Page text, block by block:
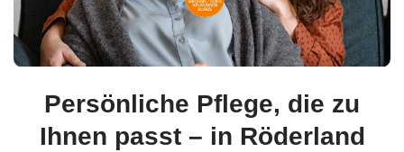
Persönliche Pflege, die zu
Ihnen passt – in Röderland